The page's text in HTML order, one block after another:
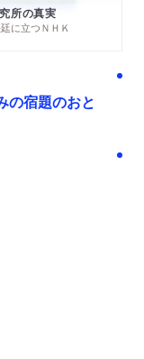
所の真実
に立つＮＨＫ
の宿題のおと